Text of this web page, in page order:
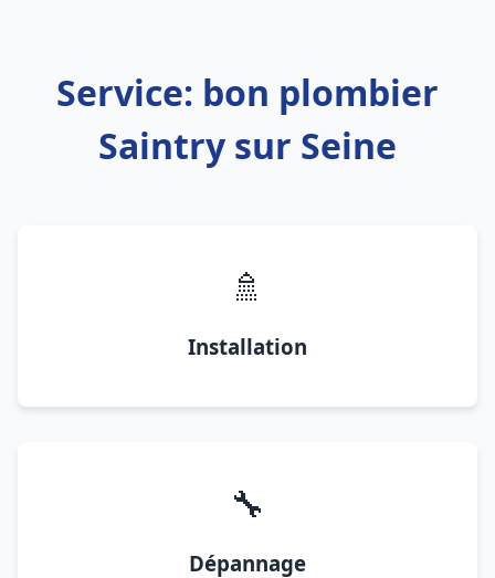
Service: bon plombier
Saintry sur Seine
🚿
Installation
🔧
Dépannage